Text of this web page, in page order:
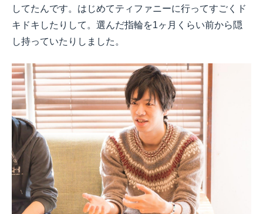
してたんです。はじめてティファニーに行ってすごくド
キドキしたりして。選んだ指輪を1ヶ月くらい前から隠
し持っていたりしました。